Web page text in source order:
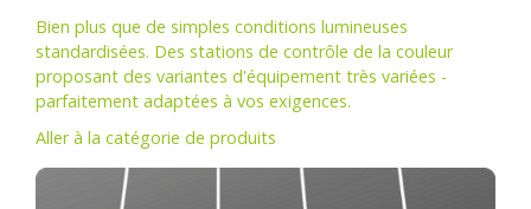
Bien plus que de simples conditions lumineuses
standardisées. Des stations de contrôle de la couleur
proposant des variantes d'équipement très variées -
parfaitement adaptées à vos exigences.
Aller à la catégorie de produits